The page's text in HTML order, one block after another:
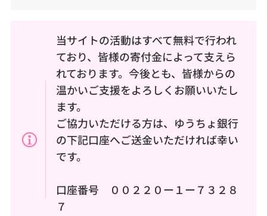
当サイトの活動はすべて無料で行われ
ており、皆様の寄付金によって支えら
れております。今後とも、皆様からの
温かいご支援をよろしくお願いいたし
ます。
ご協力いただける方は、ゆうちょ銀行
の下記口座へご送金いただければ幸い
です。
口座番号 ００２２０ー１ー７３２８
７